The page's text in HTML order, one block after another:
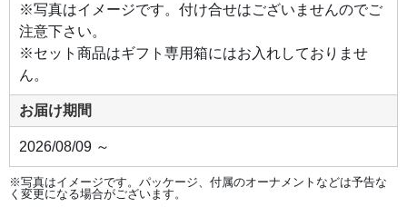
イス
と一
緒に
低温
のオ
イル
でじ
っく
り煮
込み
まし
た。
ほろ
っと
ほど
ける
やわ
※写真はイメージです。付け合せはございませんのでご
注意下さい。
※セット商品はギフト専用箱にはお入れしておりませ
ん。
お届け期間
2026/08/09 ～
※写真はイメージです。パッケージ、付属のオーナメントなどは予告な
く変更になる場合がございます。